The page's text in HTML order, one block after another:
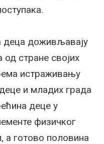
деца доживљавају
стране својих
истраживању
и младих града
деце у
физичког
готово половина